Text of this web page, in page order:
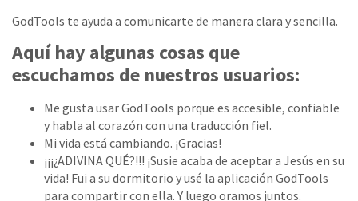
GodTools te ayuda a comunicarte de manera clara y sencilla.
Aquí hay algunas cosas que
escuchamos de nuestros usuarios:
Me gusta usar GodTools porque es accesible, confiable
y habla al corazón con una traducción fiel.
Mi vida está cambiando. ¡Gracias!
¡¡¡¿ADIVINA QUÉ?!!! ¡Susie acaba de aceptar a Jesús en su
vida! Fui a su dormitorio y usé la aplicación GodTools
para compartir con ella. Y luego oramos juntos.